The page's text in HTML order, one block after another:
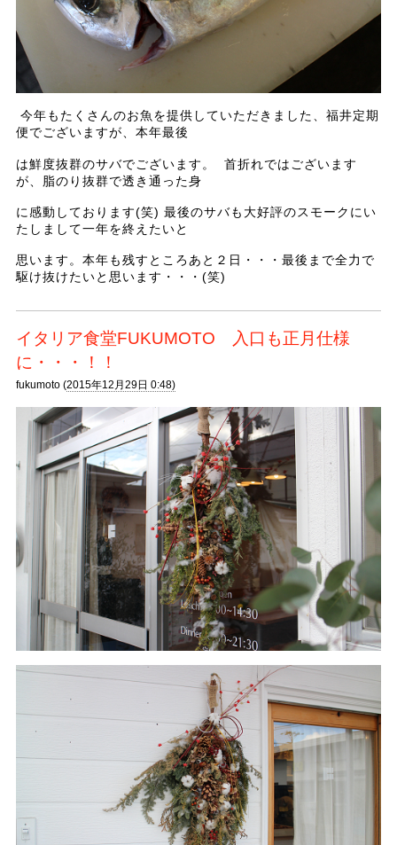
今年もたくさんのお魚を提供していただきました、福井定期
便でございますが、本年最後
は鮮度抜群のサバでございます。 首折れではございます
が、脂のり抜群で透き通った身
に感動しております(笑) 最後のサバも大好評のスモークにい
たしまして一年を終えたいと
思います。本年も残すところあと２日・・・最後まで全力で
駆け抜けたいと思います・・・(笑)
イタリア食堂FUKUMOTO 入口も正月仕様
に・・・！！
fukumoto (2015年12月29日 0:48)